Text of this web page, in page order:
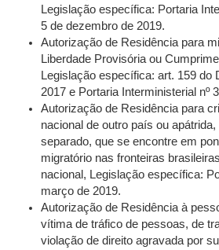
Legislação específica: Portaria
5 de dezembro de 2019.
Autorização de Residência para
Liberdade Provisória ou
Legislação específica: art. 159 do
2017 e Portaria Interministerial nº
Autorização de Residência para
nacional de outro país ou
separado, que se encontre em
migratório nas fronteiras
nacional, Legislação específica:
março de 2019.
Autorização de Residência à
vítima de tráfico de pessoas, de
violação de direito agravada por